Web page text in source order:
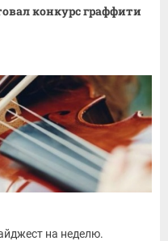
конкурс граффити
на неделю.